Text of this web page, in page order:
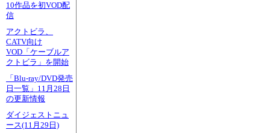
10作品を初VOD配
信
アクトビラ、
CATV向け
VOD「ケーブルア
クトビラ」を開始
「Blu-ray/DVD発売
日一覧」11月28日
の更新情報
ダイジェストニュ
ース(11月29日)